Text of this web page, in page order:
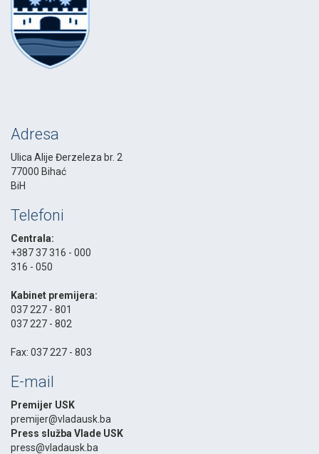
Adresa
Ulica Alije Đerzeleza br. 2
77000 Bihać
BiH
Telefoni
Centrala:
+387 37 316 - 000
316 - 050
Kabinet premijera:
037 227 - 801
037 227 - 802
Fax: 037 227 - 803
E-mail
Premijer USK
premijer@vladausk.ba
Press služba Vlade USK
press@vladausk.ba